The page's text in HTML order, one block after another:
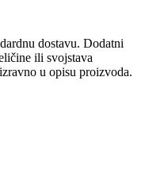
​​dostavu. Dodatni
ili svojstava
u opisu proizvoda.